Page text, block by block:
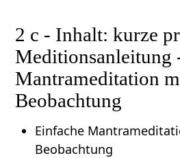
2 c - Inhalt: kurze
Meditionsanleitung
Mantrameditation
Beobachtung
Einfache
Beobachtung